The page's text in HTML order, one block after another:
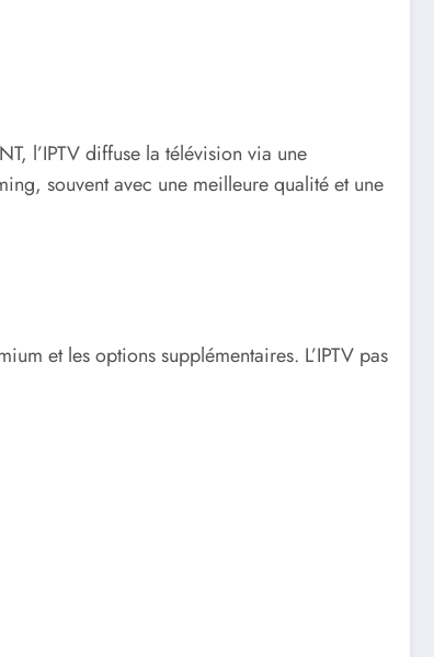
l’IPTV diffuse la télévision via une
souvent avec une meilleure qualité et une
et les options supplémentaires. L’IPTV pas